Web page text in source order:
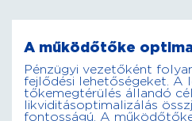
A működőtőke
Pénzügyi vezetőként
fejlődési lehetőségeket. A
tőkemegtérülés állandó
likviditásoptimalizálás
fontosságú. A